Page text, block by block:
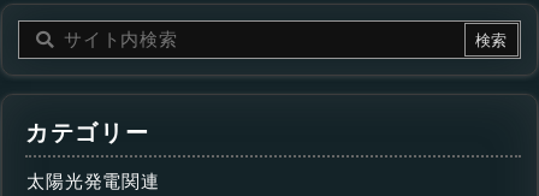
カテゴリー
太陽光発電関連